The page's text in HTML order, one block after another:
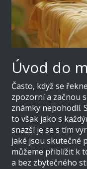
Úvod do
Často, když se řekne
zpozorní a začnou
známky nepohodlí.
to však jako s
snazší je se s tím
jaké jsou skutečné
můžeme přiblížit k
a bez zbytečného